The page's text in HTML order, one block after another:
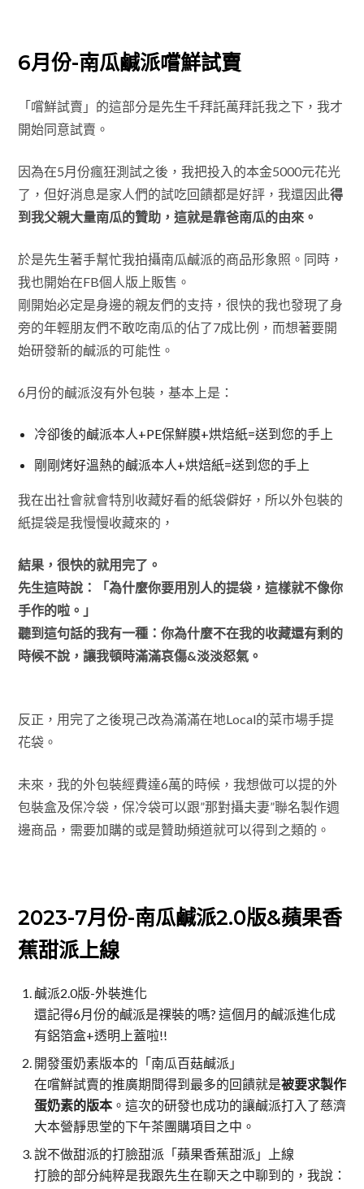
6月份-南瓜鹹派嚐鮮試賣
「嚐鮮試賣」的這部分是先生千拜託萬拜託我之下，我才
開始同意試賣。
因為在5月份瘋狂測試之後，我把投入的本金5000元花光
了，但好消息是家人們的試吃回饋都是好評，我還因此得
到我父親大量南瓜的贊助，這就是靠爸南瓜的由來。
於是先生著手幫忙我拍攝南瓜鹹派的商品形象照。同時，
我也開始在FB個人版上販售。
剛開始必定是身邊的親友們的支持，很快的我也發現了身
旁的年輕朋友們不敢吃南瓜的佔了7成比例，而想著要開
始研發新的鹹派的可能性。
6月份的鹹派沒有外包裝，基本上是：
冷卻後的鹹派本人+PE保鮮膜+烘焙紙=送到您的手上
剛剛烤好溫熱的鹹派本人+烘焙紙=送到您的手上
我在出社會就會特別收藏好看的紙袋僻好，所以外包裝的
紙提袋是我慢慢收藏來的，
結果，很快的就用完了。
先生這時說：「為什麼你要用別人的提袋，這樣就不像你
手作的啦。」
聽到這句話的我有一種：你為什麼不在我的收藏還有剩的
時候不說，讓我頓時滿滿哀傷&淡淡怒氣。
反正，用完了之後現己改為滿滿在地Local的菜市場手提
花袋。
未來，我的外包裝經費達6萬的時候，我想做可以提的外
包裝盒及保冷袋，保冷袋可以跟”那對攝夫妻”聯名製作週
邊商品，需要加購的或是贊助頻道就可以得到之類的。
2023-7月份-南瓜鹹派2.0版&蘋果香
蕉甜派上線
鹹派2.0版-外裝進化
還記得6月份的鹹派是祼裝的嗎? 這個月的鹹派進化成
有鋁箔盒+透明上蓋啦!!
開發蛋奶素版本的「南瓜百菇鹹派」
在嚐鮮試賣的推廣期間得到最多的回饋就是被要求製作
蛋奶素的版本。這次的研發也成功的讓鹹派打入了慈濟
大本營靜思堂的下午茶團購項目之中。
說不做甜派的打臉甜派「蘋果香蕉甜派」上線
打臉的部分純粹是我跟先生在聊天之中聊到的，我說：